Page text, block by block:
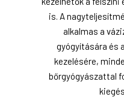
is. A
alkalmas a
gyógyítására és
kezelésére,
bőrgyógyászattal